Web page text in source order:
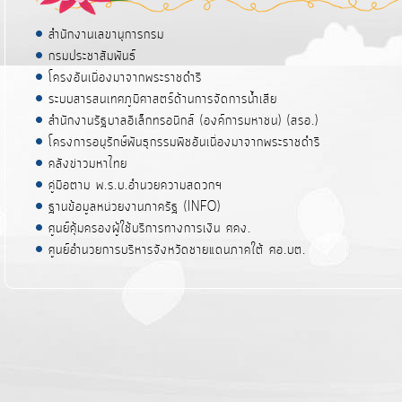
สำนักงานเลขานุการกรม
กรมประชาสัมพันธ์
โครงอันเนื่องมาจากพระราชดำริ
ระบบสารสนเทศภูมิศาสตร์ด้านการจัดการน้ำเสีย
สำนักงานรัฐบาลอิเล็กทรอนิกส์ (องค์การมหาชน) (สรอ.)
โครงการอนุรักษ์พันธุกรรมพืชอันเนื่องมาจากพระราชดำริ
คลังข่าวมหาไทย
คู่มือตาม พ.ร.บ.อำนวยความสดวกฯ
ฐานข้อมูลหน่วยงานภาครัฐ (INFO)
ศูนย์คุ้มครองผู้ใช้บริการทางการเงิน ศคง.
ศูนย์อำนวยการบริหารจังหวัดชายแดนภาคใต้ ศอ.บต.